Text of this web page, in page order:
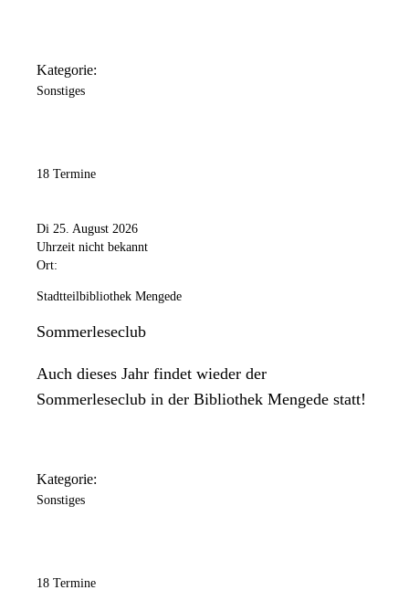
Kategorie:
Sonstiges
18 Termine
Di 25. August 2026
Uhrzeit nicht bekannt
Ort:
Stadtteilbibliothek Mengede
Sommerleseclub
Auch dieses Jahr findet wieder der
Sommerleseclub in der Bibliothek Mengede statt!
Kategorie:
Sonstiges
18 Termine